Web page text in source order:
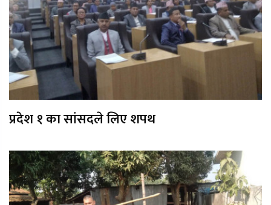
प्रदेश १ का सांसदले लिए शपथ